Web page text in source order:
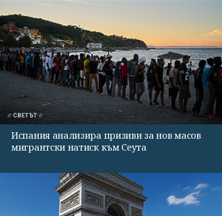
СВЕТЪТ
Испания анализира призиви за нов масов
мигрантски натиск към Сеута